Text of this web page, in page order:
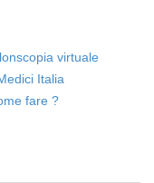
virtuale
Italia
fare ?